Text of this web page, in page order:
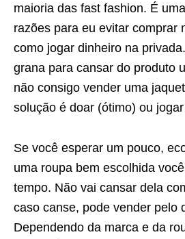
maioria das fast fashion. É
razões para eu evitar comprar
como jogar dinheiro na
grana para cansar do produto
não consigo vender uma
solução é doar (ótimo) ou
Se você esperar um pouco,
uma roupa bem escolhida
tempo. Não vai cansar dela
caso canse, pode vender pelo
Dependendo da marca e da